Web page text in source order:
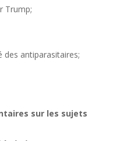
Trump;
des antiparasitaires;
sur les sujets